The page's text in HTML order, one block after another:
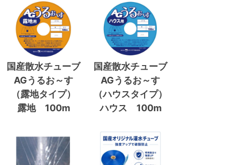
国産散水チューブ
AGうるお～す
（露地タイプ）
露地 100m
国産散水チューブ
AGうるお～す
（ハウスタイプ）
ハウス 100m